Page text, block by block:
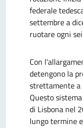
federale
settembre a
ruotare ogni
Con
detengono la
strettamente a
Questo
di Lisbona nel
lungo termine